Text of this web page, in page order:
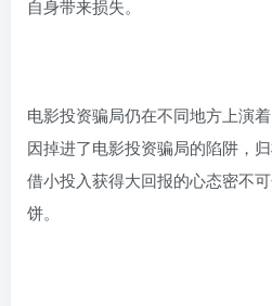
自身带来损失。
电影投资骗局仍在不同地方上演
因掉进了电影投资骗局的陷阱，
借小投入获得大回报的心态密不
饼。